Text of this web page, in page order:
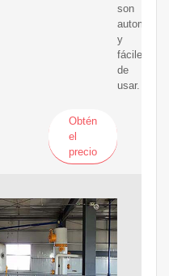
son
y
fáciles
de
usar.
Obtén
el
precio